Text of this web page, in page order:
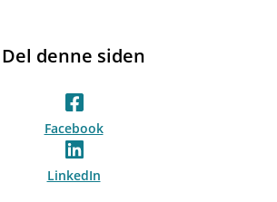
Del denne siden
Facebook
LinkedIn